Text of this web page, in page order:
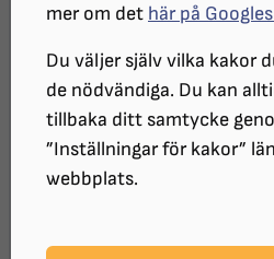
mer om det här på
Du väljer själv vilka kakor
de nödvändiga. Du kan
tillbaka ditt samtycke
”Inställningar för kakor”
webbplats.
Ögoncasten
Skrivarworkshop
till Skaraborg
aktiviteter.